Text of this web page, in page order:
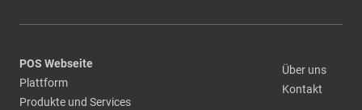
POS Webseite
Plattform
Produkte und Services
Über uns
Kontakt